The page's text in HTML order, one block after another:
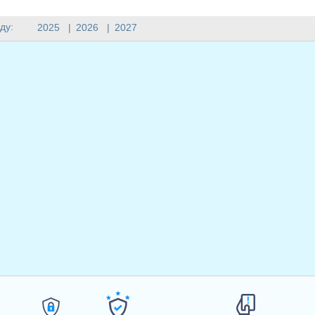
2025 | 2026 | 2027